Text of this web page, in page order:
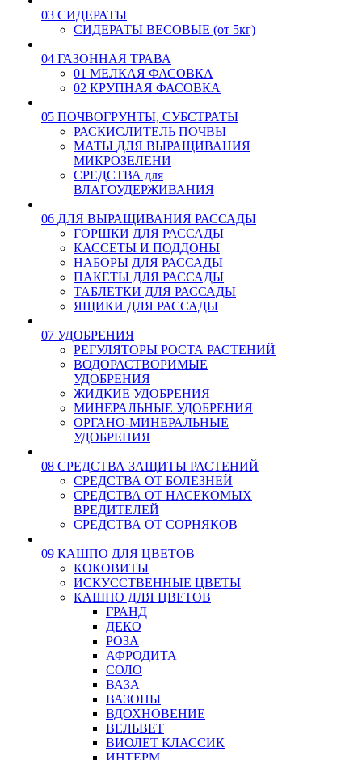
03 СИДЕРАТЫ
СИДЕРАТЫ ВЕСОВЫЕ (от 5кг)
04 ГАЗОННАЯ ТРАВА
01 МЕЛКАЯ ФАСОВКА
02 КРУПНАЯ ФАСОВКА
05 ПОЧВОГРУНТЫ, СУБСТРАТЫ
РАСКИСЛИТЕЛЬ ПОЧВЫ
МАТЫ ДЛЯ ВЫРАЩИВАНИЯ
МИКРОЗЕЛЕНИ
СРЕДСТВА для
ВЛАГОУДЕРЖИВАНИЯ
06 ДЛЯ ВЫРАЩИВАНИЯ РАССАДЫ
ГОРШКИ ДЛЯ РАССАДЫ
КАССЕТЫ И ПОДДОНЫ
НАБОРЫ ДЛЯ РАССАДЫ
ПАКЕТЫ ДЛЯ РАССАДЫ
ТАБЛЕТКИ ДЛЯ РАССАДЫ
ЯЩИКИ ДЛЯ РАССАДЫ
07 УДОБРЕНИЯ
РЕГУЛЯТОРЫ РОСТА РАСТЕНИЙ
ВОДОРАСТВОРИМЫЕ
УДОБРЕНИЯ
ЖИДКИЕ УДОБРЕНИЯ
МИНЕРАЛЬНЫЕ УДОБРЕНИЯ
ОРГАНО-МИНЕРАЛЬНЫЕ
УДОБРЕНИЯ
08 СРЕДСТВА ЗАЩИТЫ РАСТЕНИЙ
СРЕДСТВА ОТ БОЛЕЗНЕЙ
СРЕДСТВА ОТ НАСЕКОМЫХ
ВРЕДИТЕЛЕЙ
СРЕДСТВА ОТ СОРНЯКОВ
09 КАШПО ДЛЯ ЦВЕТОВ
КОКОВИТЫ
ИСКУССТВЕННЫЕ ЦВЕТЫ
КАШПО ДЛЯ ЦВЕТОВ
ГРАНД
ДЕКО
РОЗА
АФРОДИТА
СОЛО
ВАЗА
ВАЗОНЫ
ВДОХНОВЕНИЕ
ВЕЛЬВЕТ
ВИОЛЕТ КЛАССИК
ИНТЕРМ